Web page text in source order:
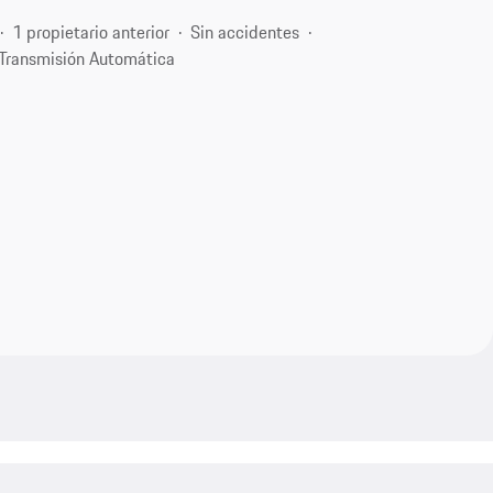
1 propietario anterior
Sin accidentes
Automática